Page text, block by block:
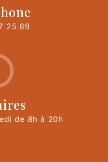
25 69
de 8h à 20h